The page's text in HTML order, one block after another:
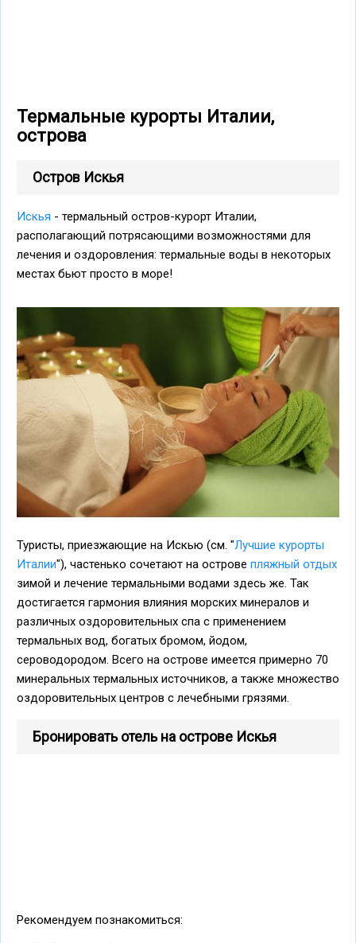
Термальные курорты Италии,
острова
Остров Искья
Искья - термальный остров-курорт Италии,
располагающий потрясающими возможностями для
лечения и оздоровления: термальные воды в некоторых
местах бьют просто в море!
Туристы, приезжающие на Искью (см. "Лучшие курорты
Италии"), частенько сочетают на острове пляжный отдых
зимой и лечение термальными водами здесь же. Так
достигается гармония влияния морских минералов и
различных оздоровительных спа с применением
термальных вод, богатых бромом, йодом,
сероводородом. Всего на острове имеется примерно 70
минеральных термальных источников, а также множество
оздоровительных центров с лечебными грязями.
Бронировать отель на острове Искья
Рекомендуем познакомиться: